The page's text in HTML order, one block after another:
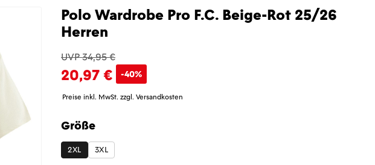
Polo Wardrobe Pro F.C. Beige-Rot 25/26
Herren
UVP 34,95 €
20,97 € -40%
Preise inkl. MwSt. zzgl. Versandkosten
Größe
auswählen
2XL 3XL